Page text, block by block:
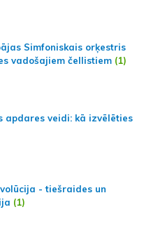
Simfoniskais orķestris
vadošajiem čellistiem (1)
apdares veidi: kā izvēlēties
- tiešraides un
(1)